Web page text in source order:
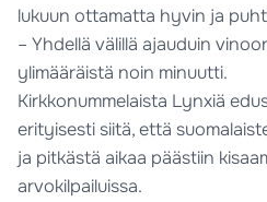
lukuun ottamatta hyvin ja
– Yhdellä välillä ajauduin
ylimääräistä noin minuutti.
Kirkkonummelaista Lynxiä
erityisesti siitä, että
ja pitkästä aikaa päästiin
arvokilpailuissa.